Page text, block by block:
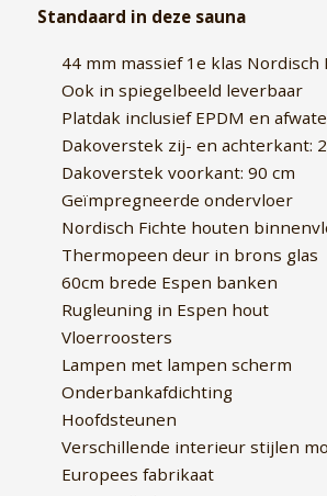
Standaard in deze sauna
44 mm massief 1e klas Nordisch
Ook in spiegelbeeld leverbaar
Platdak inclusief EPDM en
Dakoverstek zij- en achterkant:
Dakoverstek voorkant: 90 cm
Geïmpregneerde ondervloer
Nordisch Fichte houten
Thermopeen deur in brons glas
60cm brede Espen banken
Rugleuning in Espen hout
Vloerroosters
Lampen met lampen scherm
Onderbankafdichting
Hoofdsteunen
Verschillende interieur stijlen
Europees fabrikaat